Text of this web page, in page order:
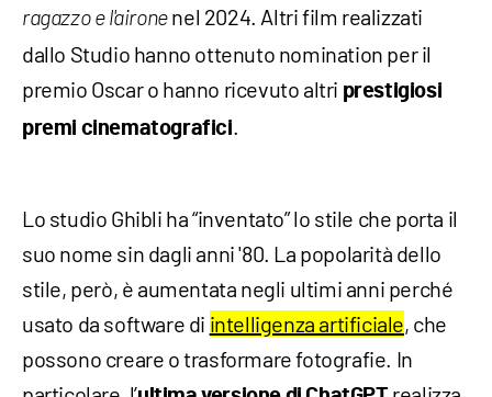
ragazzo e l'aironenel 2024. Altri film realizzati
dallo Studio hanno ottenuto nomination per il
premio Oscar o hanno ricevuto altri prestigiosi
premi cinematografici.
Lo studio Ghibli ha “inventato” lo stile che porta il
suo nome sin dagli anni '80. La popolarità dello
stile, però, è aumentata negli ultimi anni perché
usato da software di intelligenza artificiale, che
possono creare o trasformare fotografie. In